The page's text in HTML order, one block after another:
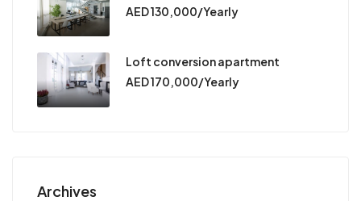
AED 130,000/Yearly
Loft conversion apartment
AED 170,000/Yearly
Archives